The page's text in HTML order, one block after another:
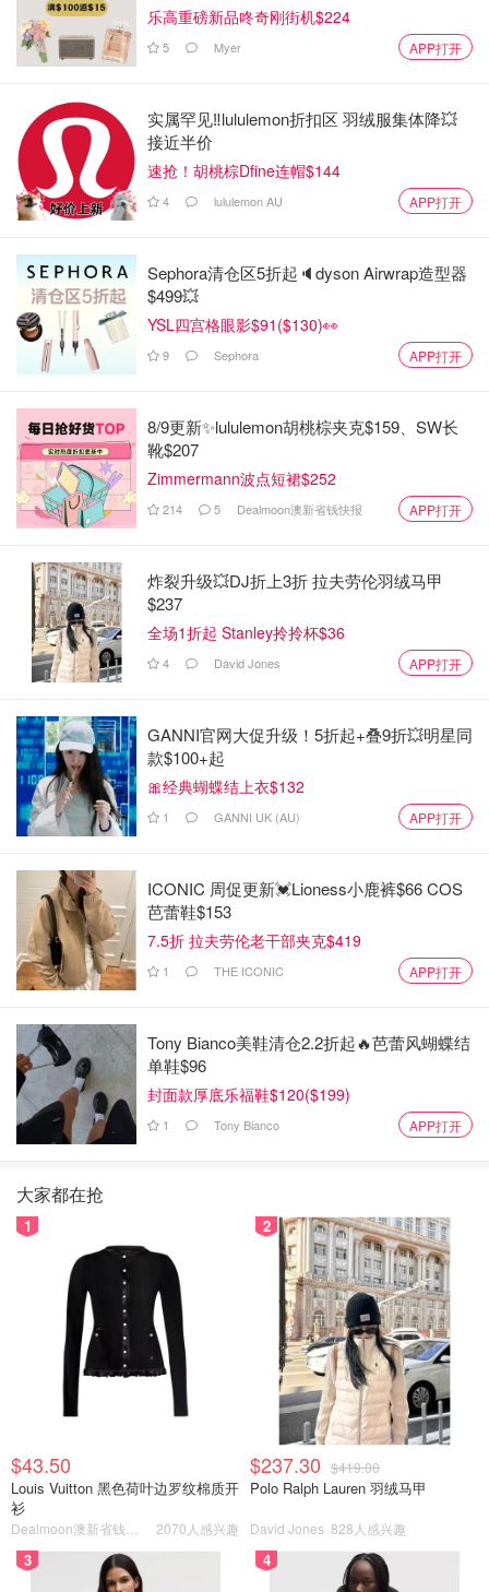
乐高重磅新品咚奇刚街机$224
5 Myer APP打开
实属罕见‼️lululemon折扣区 羽绒服集体降💥
接近半价
速抢！胡桃棕Dfine连帽$144
4 lululemon AU APP打开
Sephora清仓区5折起🔈dyson Airwrap造型器
$499💥
YSL四宫格眼影$91($130)👀
9 Sephora APP打开
8/9更新✨lululemon胡桃棕夹克$159、SW长
靴$207
Zimmermann波点短裙$252
214 5 Dealmoon澳新省钱快报 APP打开
炸裂升级💥DJ折上3折 拉夫劳伦羽绒马甲
$237
全场1折起 Stanley拎拎杯$36
4 David Jones APP打开
GANNI官网大促升级！5折起+叠9折💥明星同
款$100+起
🎀经典蝴蝶结上衣$132
1 GANNI UK (AU) APP打开
ICONIC 周促更新💓Lioness小鹿裤$66 COS
芭蕾鞋$153
7.5折 拉夫劳伦老干部夹克$419
1 THE ICONIC APP打开
Tony Bianco美鞋清仓2.2折起🔥芭蕾风蝴蝶结
单鞋$96
封面款厚底乐福鞋$120($199)
1 Tony Bianco APP打开
大家都在抢
1
$43.50
Louis Vuitton 黑色荷叶边罗纹棉质开
衫
2070人感兴趣
2
$237.30 $419.00
Polo Ralph Lauren 羽绒马甲
David Jones 828人感兴趣
3 4